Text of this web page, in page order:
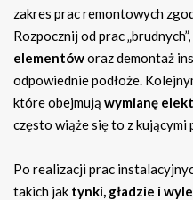
zakres prac remontowych
Rozpocznij od prac
elementóworaz demontaż
odpowiednie podłoże.
które obejmują wymianę
często wiąże się to z kującymi
Po realizacji prac
takich jak tynki, gładzie i